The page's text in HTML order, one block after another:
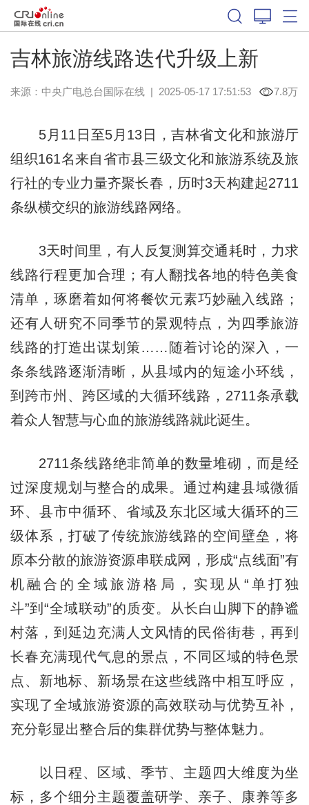
吉林旅游线路迭代升级上新
来源：中央广电总台国际在线| 2025-05-17 17:51:53 7.8万
5月11日至5月13日，吉林省文化和旅游厅
组织161名来自省市县三级文化和旅游系统及旅
行社的专业力量齐聚长春，历时3天构建起2711
条纵横交织的旅游线路网络。
3天时间里，有人反复测算交通耗时，力求
线路行程更加合理；有人翻找各地的特色美食
清单，琢磨着如何将餐饮元素巧妙融入线路；
还有人研究不同季节的景观特点，为四季旅游
线路的打造出谋划策……随着讨论的深入，一
条条线路逐渐清晰，从县域内的短途小环线，
到跨市州、跨区域的大循环线路，2711条承载
着众人智慧与心血的旅游线路就此诞生。
2711条线路绝非简单的数量堆砌，而是经
过深度规划与整合的成果。通过构建县域微循
环、县市中循环、省域及东北区域大循环的三
级体系，打破了传统旅游线路的空间壁垒，将
原本分散的旅游资源串联成网，形成“点线面”有
机融合的全域旅游格局，实现从“单打独
斗”到“全域联动”的质变。从长白山脚下的静谧
村落，到延边充满人文风情的民俗街巷，再到
长春充满现代气息的景点，不同区域的特色景
点、新地标、新场景在这些线路中相互呼应，
实现了全域旅游资源的高效联动与优势互补，
充分彰显出整合后的集群优势与整体魅力。
以日程、区域、季节、主题四大维度为坐
标，多个细分主题覆盖研学、亲子、康养等多